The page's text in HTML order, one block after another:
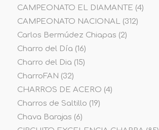
CAMPEONATO EL DIAMANTE (4)
CAMPEONATO NACIONAL(312)
Carlos Bermúdez Chiapas (2)
Charro del Día (16)
Charro del Dia (15)
CharroFAN (32)
CHARROS DE ACERO (4)
Charros de Saltillo (19)
Chava Barajas (6)